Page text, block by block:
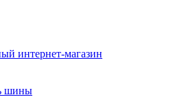
интернет-магазин
шины